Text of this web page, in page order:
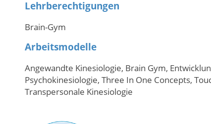
Lehrberechtigungen
Brain-Gym
Arbeitsmodelle
Angewandte Kinesiologie, Brain Gym,
Psychokinesiologie, Three In One Concepts,
Transpersonale Kinesiologie